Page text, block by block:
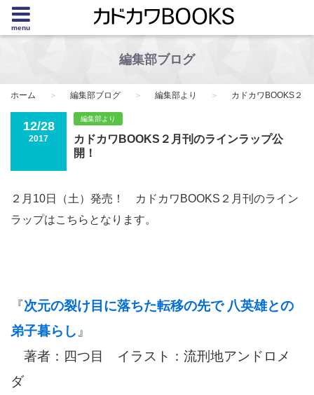
menu
編集部ブログ
ホーム 編集部ブログ 編集部より カドカワBOOKS２
12/28
2017
編集部より
カドカワBOOKS２月刊のラインラップ公
開！
２月10日（土）発売！ カドカワBOOKS２月刊のライン
ラップはこちらとなります。
『次元の裂け目に落ちた転移の先で 八英雄との
弟子暮らし 』
著者：四つ目 イラスト：流刑地アンドロメ
ダ